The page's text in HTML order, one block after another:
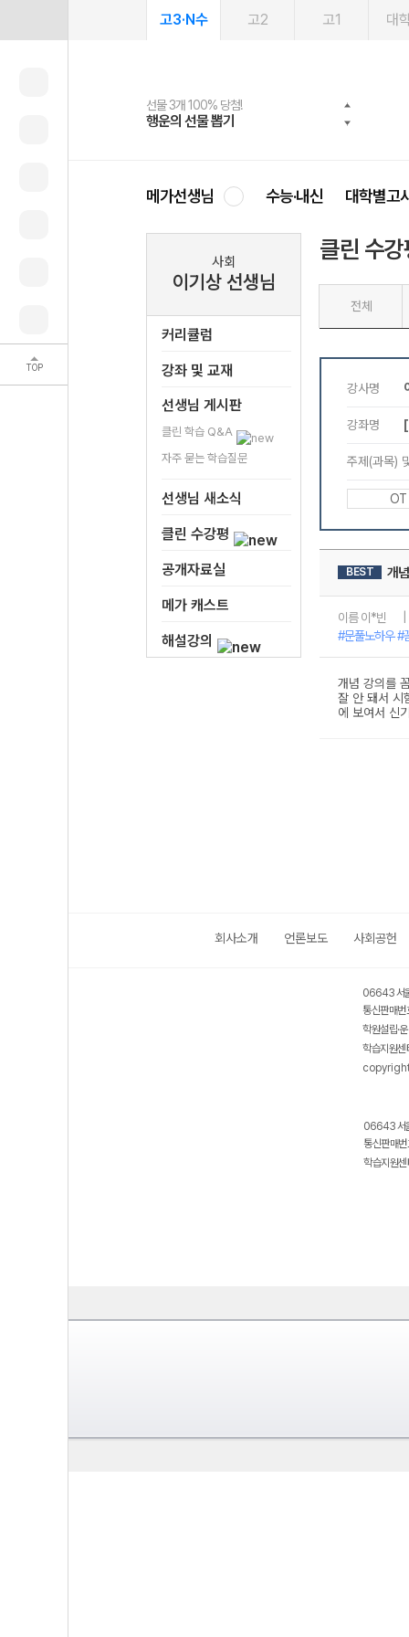
TOP
고3·N수 고2 고1 대
선물 3개 100% 당첨!
행운의 선물 뽑기
선물 100% 증정!
메가스터디 X 올리브
여름방학 스터디 캐시백
메가런 썸머스쿨
2027 러셀 단과
강사 공개선발
스마트러닝앱
설문 EVENT
메가패스
3일 무료 체험권
메가패스 수강생 무료혜택!
메가클럽 멤버십
사회공헌 캠페인
희망이룸 메가나눔
메가선생님 수능·내신 대학별고
사회
이기상 선생님
커리큘럼
강좌 및 교재
선생님 게시판
클린 학습 Q&A
자주 묻는 학습질문
선생님 새소식
클린 수강평
공개자료실
메가 캐스트
해설강의
클린 수강
전체
회사소개 언론보도 사회공헌
06643 서
통신판매
학원설립·
학습지원
06643 서
통신판매
학습지원